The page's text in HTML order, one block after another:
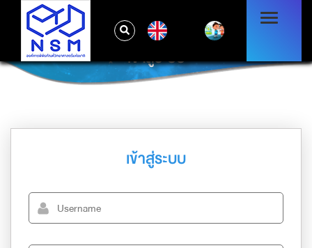
เข้าสู่ระบบ
เข้าสู่ระบบ